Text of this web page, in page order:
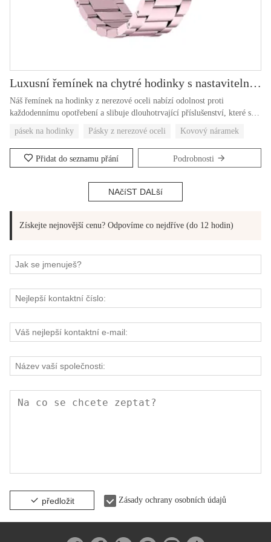
Luxusní řemínek na chytré hodinky s nastavitelným poutkem z nerezové oceli 20 22 mm
Náš řemínek na hodinky z nerezové oceli nabízí odolnost proti
každodennímu opotřebení a slibuje dlouhotrvající příslušenství, které si v
pásek na hodinky Pásky z nerezové oceli Kovový náramek
Přidat do seznamu přání Podrobnosti
NAčíST DALší
Získejte nejnovější cenu? Odpovíme co nejdříve (do 12 hodin)
předložit Zásady ochrany osobních údajů